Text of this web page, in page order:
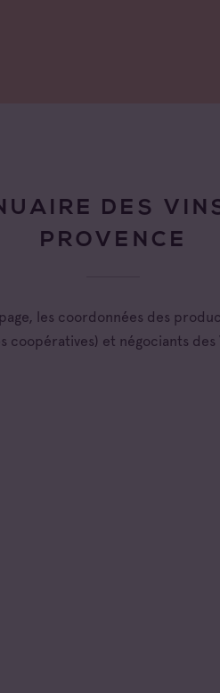
DES
PROVENCE
les coordonnées des
coopératives) et négociants des